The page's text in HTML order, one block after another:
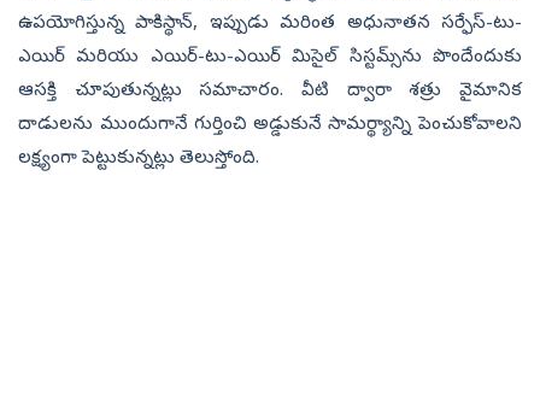
ఉపయోగిస్తున్న పాకిస్థాన్, ఇప్పుడు మరింత అధునాతన సర్ఫేస్-టు-
ఎయిర్ మరియు ఎయిర్-టు-ఎయిర్ మిసైల్ సిస్టమ్స్‌ను పొందేందుకు
ఆసక్తి చూపుతున్నట్లు సమాచారం. వీటి ద్వారా శత్రు వైమానిక
దాడులను ముందుగానే గుర్తించి అడ్డుకునే సామర్థ్యాన్ని పెంచుకోవాలని
లక్ష్యంగా పెట్టుకున్నట్లు తెలుస్తోంది.